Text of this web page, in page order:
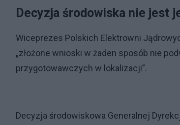
Decyzja środowiska nie jest
Wiceprezes Polskich Elektrowni
„złożone wnioski w żaden sposób nie
przygotowawczych w lokalizacji”.
Decyzja środowiskowa Generalnej